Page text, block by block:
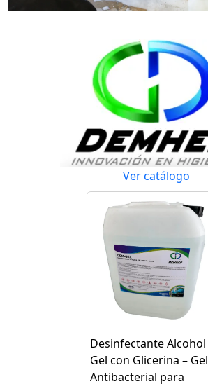
Ver catálogo
Desinfectante Alcohol
Gel con Glicerina – Gel
Antibacterial para